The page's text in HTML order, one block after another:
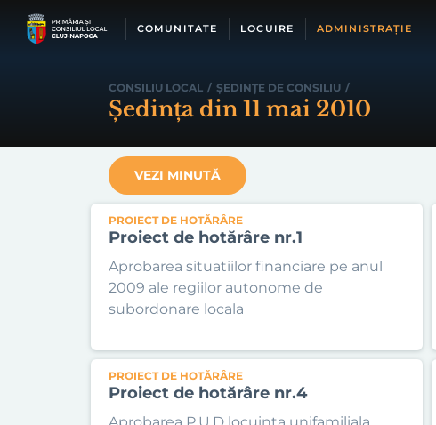
COMUNITATE LOCUIRE ADMINISTRAȚIE
CONSILIU LOCAL / ȘEDINȚE DE CONSILIU /
Ședința din 11 mai 2010
VEZI MINUTĂ
PROIECT DE HOTĂRÂRE
Proiect de hotărâre nr.1
Aprobarea situatiilor financiare pe anul
2009 ale regiilor autonome de
subordonare locala
PROIECT DE HOTĂRÂRE
Proiect de hotărâre nr.4